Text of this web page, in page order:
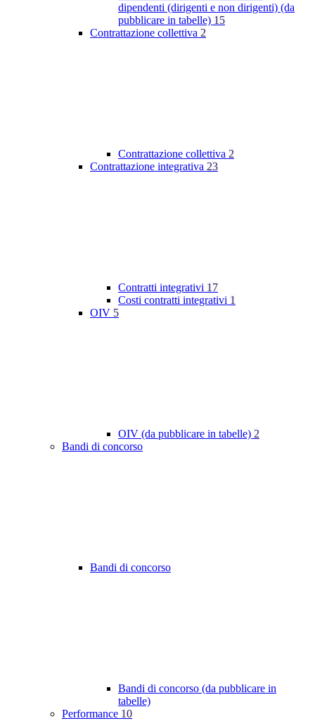
dipendenti (dirigenti e non dirigenti) (da
pubblicare in tabelle) 15
Contrattazione collettiva 2
Contrattazione collettiva 2
Contrattazione integrativa 23
Contratti integrativi 17
Costi contratti integrativi 1
OIV 5
OIV (da pubblicare in tabelle) 2
Bandi di concorso
Bandi di concorso
Bandi di concorso (da pubblicare in
tabelle)
Performance 10